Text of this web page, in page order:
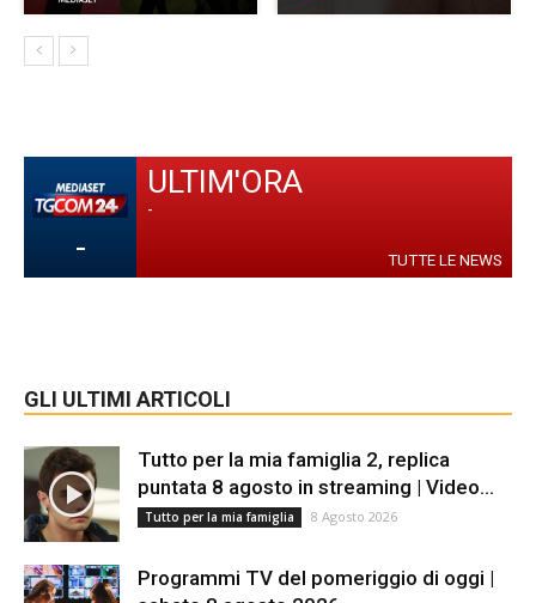
-
ULTIM'ORA
-
TUTTE LE NEWS
GLI ULTIMI ARTICOLI
Tutto per la mia famiglia 2, replica
puntata 8 agosto in streaming | Video...
Tutto per la mia famiglia 8 Agosto 2026
Programmi TV del pomeriggio di oggi |